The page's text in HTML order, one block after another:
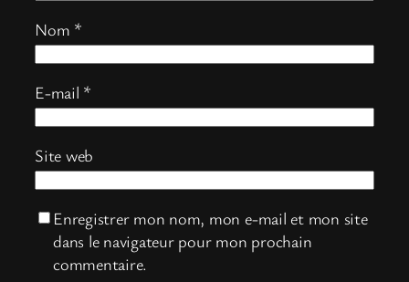
Nom *
E-mail *
Site web
Enregistrer mon nom, mon e-mail et mon site
dans le navigateur pour mon prochain
commentaire.